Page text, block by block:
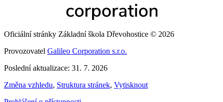
Oficiální stránky Základní škola Dřevohostice © 2026
Provozovatel Galileo Corporation s.r.o.
Poslední aktualizace: 31. 7. 2026
Změna vzhledu, Struktura stránek, Vytisknout